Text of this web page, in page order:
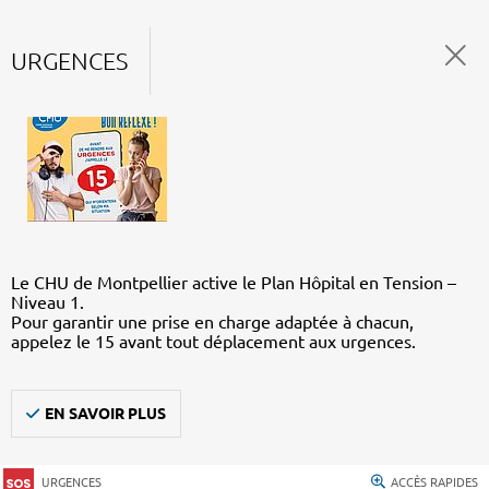
URGENCES
Le CHU de Montpellier active le Plan Hôpital en Tension –
Niveau 1.
Pour garantir une prise en charge adaptée à chacun,
appelez le 15 avant tout déplacement aux urgences.
EN SAVOIR PLUS
URGENCES ACCÈS RAPIDES